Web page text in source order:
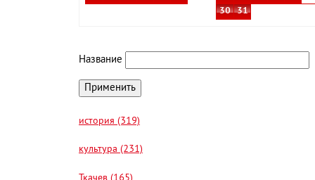
30
31
Название
история (319)
культура (231)
Ткачев (165)